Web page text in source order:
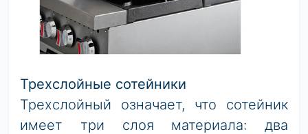
Трехслойные сотейники
Трехслойный означает, что сотейник
имеет три слоя материала: два